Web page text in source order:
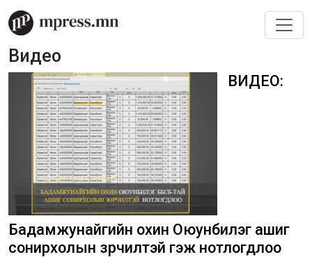
Видео
ВИДЕО:
Бадамжунайгийн охин Оюунбилэг ашиг
сонирхолын зөрчилтэй гэж нотлогдлоо